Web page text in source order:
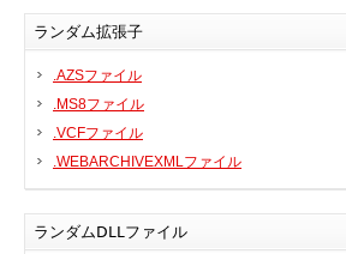
DLLファイル
プログラム
ランダム拡張子
.AZSファイル
.MS8ファイル
.VCFファイル
.WEBARCHIVEXMLファイル
ランダムDLLファイル